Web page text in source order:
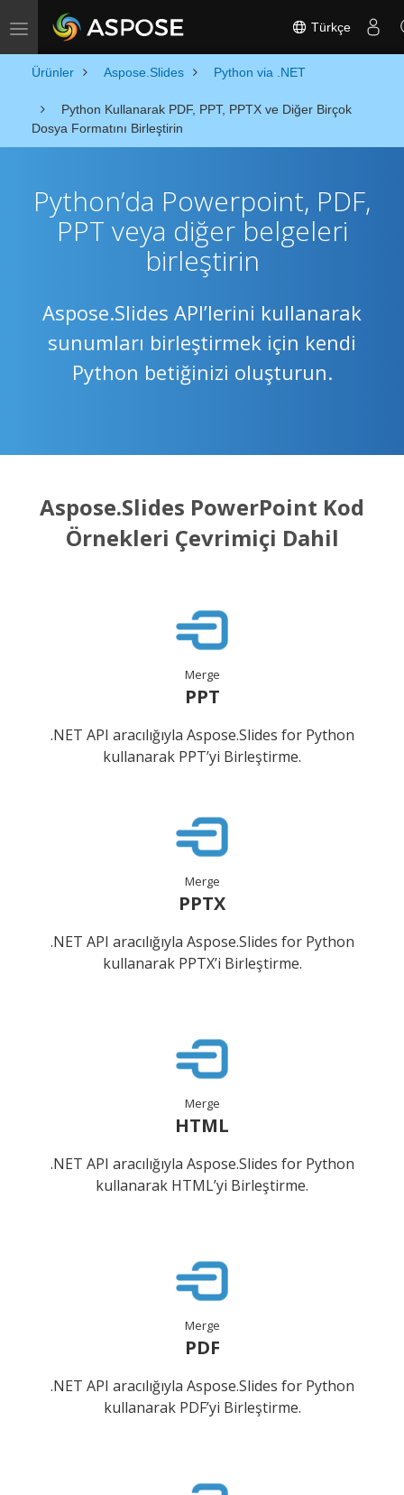
Toggle navigation Türkçe
Ürünler Aspose.Slides Python via .NET
Python Kullanarak PDF, PPT, PPTX ve Diğer Birçok
Dosya Formatını Birleştirin
Python’da Powerpoint, PDF,
PPT veya diğer belgeleri
birleştirin
Aspose.Slides API’lerini kullanarak
sunumları birleştirmek için kendi
Python betiğinizi oluşturun.
Aspose.Slides PowerPoint Kod
Örnekleri Çevrimiçi Dahil
Merge
PPT
.NET API aracılığıyla Aspose.Slides for Python
kullanarak PPT’yi Birleştirme.
Merge
PPTX
.NET API aracılığıyla Aspose.Slides for Python
kullanarak PPTX’i Birleştirme.
Merge
HTML
.NET API aracılığıyla Aspose.Slides for Python
kullanarak HTML’yi Birleştirme.
Merge
PDF
.NET API aracılığıyla Aspose.Slides for Python
kullanarak PDF’yi Birleştirme.